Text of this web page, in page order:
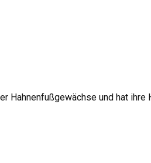
Hahnenfußgewächse und hat